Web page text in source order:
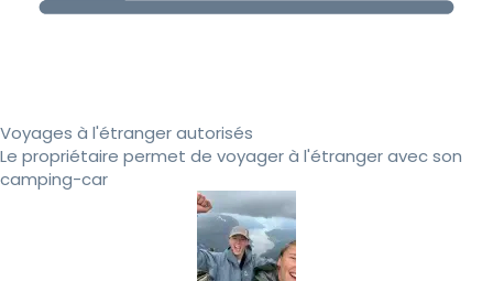
Voyages à l'étranger autorisés
Le propriétaire permet de voyager à l'étranger avec son
camping-car